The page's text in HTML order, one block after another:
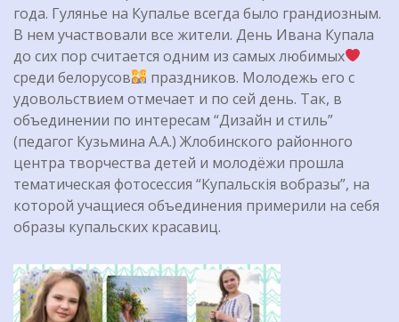
года. Гулянье на Купалье всегда было грандиозным.
В нем участвовали все жители. День Ивана Купала
до сих пор считается одним из самых любимых
среди белорусов
праздников. Молодежь его с
удовольствием отмечает и по сей день. Так, в
объединении по интересам “Дизайн и стиль”
(педагог Кузьмина А.А.) Жлобинского районного
центра творчества детей и молодёжи прошла
тематическая фотосессия “Купальскія вобразы”, на
которой учащиеся объединения примерили на себя
образы купальских красавиц.